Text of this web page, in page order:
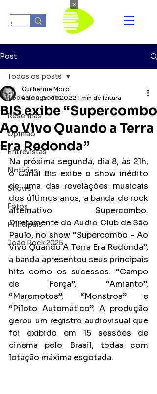
Post
Todos os posts
Resenhas
Opinião
Entrevistas
Notícias
Shows
Fotos
Principais
João Rock 2025
Todos os posts
BIS exibe “Supercombo
Ao Vivo Quando a Terra
Era Redonda”
Guilherme Moro
4 de ago. de 2022 1 min de leitura
Na próxima segunda, dia 8, às 21h,
o Canal Bis exibe o show inédito
de uma das revelações musicais
dos últimos anos, a banda de rock
alternativo Supercombo.
Diretamente do Audio Club de São
Paulo, no show “Supercombo - Ao
Vivo Quando A Terra Era Redonda”,
a banda apresentou seus principais
hits como os sucessos: “Campo
de Força”, “Amianto”,
“Maremotos”, “Monstros” e
“Piloto Automático”. A produção
gerou um registro audiovisual que
foi exibido em 15 sessões de
cinema pelo Brasil, todas com
lotação máxima esgotada.
×